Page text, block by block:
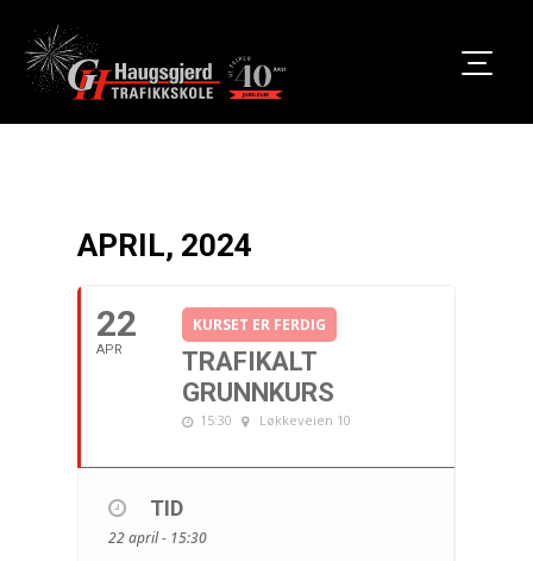
APRIL, 2024
22
APR
KURSET ER FERDIG
TRAFIKALT
GRUNNKURS
15:30 Løkkeveien 10
TID
22 april - 15:30